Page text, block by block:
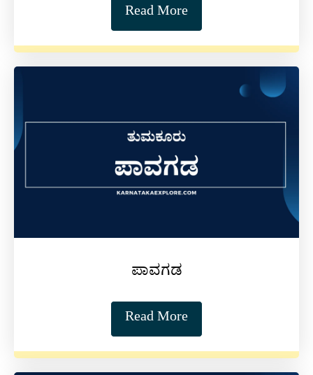
Read More
ಪಾವಗಡ
Read More